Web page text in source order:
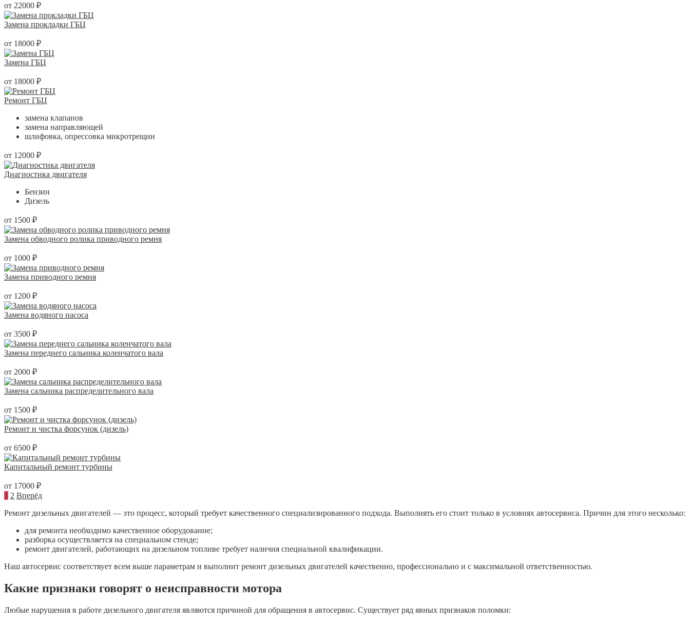
от 22000 ₽
Замена прокладки ГБЦ
от 18000 ₽
Замена ГБЦ
от 18000 ₽
Ремонт ГБЦ
замена клапанов
замена направляющей
шлифовка, опрессовка микротрещин
от 12000 ₽
Диагностика двигателя
Бензин
Дизель
от 1500 ₽
Замена обводного ролика приводного ремня
от 1000 ₽
Замена приводного ремня
от 1200 ₽
Замена водяного насоса
от 3500 ₽
Замена переднего сальника коленчатого вала
от 2000 ₽
Замена сальника распределительного вала
от 1500 ₽
Ремонт и чистка форсунок (дизель)
от 6500 ₽
Капитальный ремонт турбины
от 17000 ₽
1 2 Вперёд
Ремонт дизельных двигателей — это процесс, который требует качественного специализированного подхода. Выполнять его стоит только в условиях автосервиса. Причин для этого несколько:
для ремонта необходимо качественное оборудование;
разборка осуществляется на специальном стенде;
ремонт двигателей, работающих на дизельном топливе требует наличия специальной квалификации.
Наш автосервис соответствует всем выше параметрам и выполнит ремонт дизельных двигателей качественно, профессионально и с максимальной ответственностью.
Какие признаки говорят о неисправности мотора
Любые нарушения в работе дизельного двигателя являются причиной для обращения в автосервис. Существует ряд явных признаков поломки: